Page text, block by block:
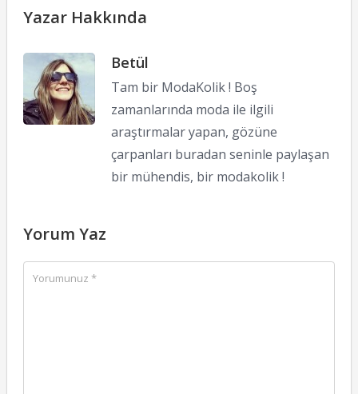
Yazar Hakkında
Betül
Tam bir ModaKolik ! Boş
zamanlarında moda ile ilgili
araştırmalar yapan, gözüne
çarpanları buradan seninle paylaşan
bir mühendis, bir modakolik !
Yorum Yaz